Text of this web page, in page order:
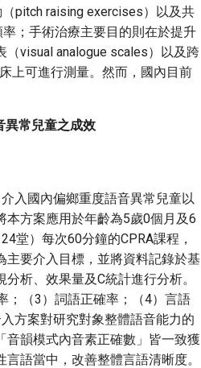
pitch raising exercises）以及共
；手術治療主要目的則在於提升
visual analogue scales）以及跨
上可進行測量。然而，國內目前
異常兒童之成效
入國內偏鄉重度語音異常兒童以
方案應用於年齡為5歲0個月及6
堂）每次60分鐘的CPRA課程，
要介入目標，並將資料記錄於基
析、效果量及C統計進行分析。
；（3）詞語正確率；（4）言語
方案對研究對象整體語音能力的
韻模式內音素正確數」皆一致獲
語當中，改善整體言語清晰度。